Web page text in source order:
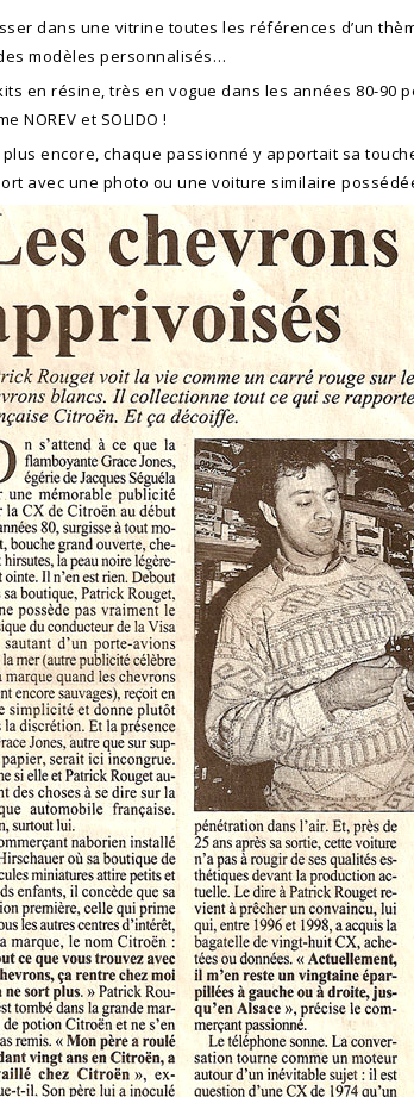
dans une vitrine toutes les références d’un
modèles personnalisés…
en résine, très en vogue dans les années 80-
NOREV et SOLIDO !
plus encore, chaque passionné y apportait sa
avec une photo ou une voiture similaire